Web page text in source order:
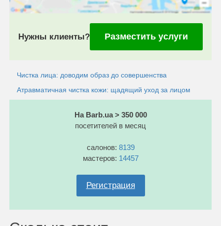
Нужны клиенты? Разместить услуги
Чистка лица: доводим образ до совершенства
Атравматичная чистка кожи: щадящий уход за лицом
На Barb.ua > 350 000
посетителей в месяц
салонов: 8139
мастеров: 14457
Регистрация